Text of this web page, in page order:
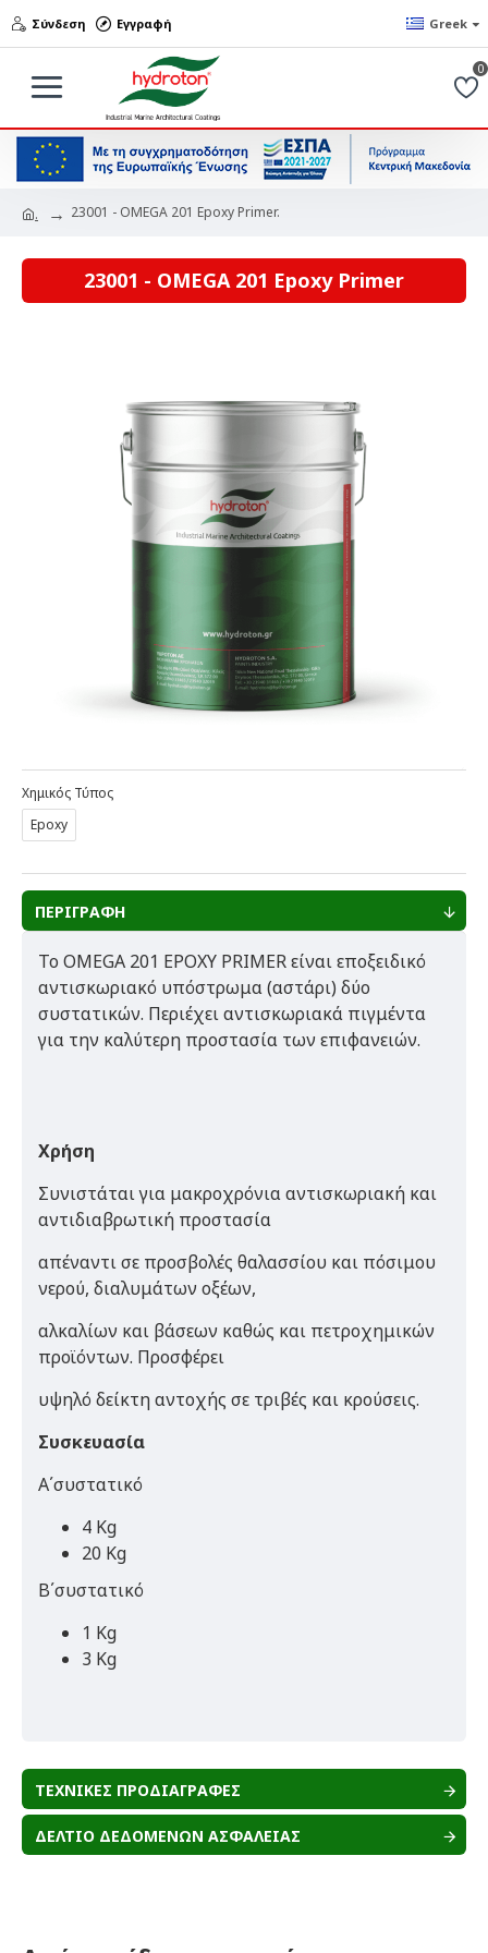
Σύνδεση Εγγραφή Greek
0
. 23001 - OMEGA 201 Epoxy Primer.
23001 - OMEGA 201 Epoxy Primer
Χημικός Τύπος
Epoxy
ΠΕΡΙΓΡΑΦΗ
To OMEGA 201 EPOXY PRIMER είναι εποξειδικό
αντισκωριακό υπόστρωμα (αστάρι) δύο
συστατικών. Περιέχει αντισκωριακά πιγμέντα
για την καλύτερη προστασία των επιφανειών.
Χρήση
Συνιστάται για μακροχρόνια αντισκωριακή και
αντιδιαβρωτική προστασία
απέναντι σε προσβολές θαλασσίου και πόσιμου
νερού, διαλυμάτων οξέων,
αλκαλίων και βάσεων καθώς και πετροχημικών
προϊόντων. Προσφέρει
υψηλό δείκτη αντοχής σε τριβές και κρούσεις.
Συσκευασία
Α΄συστατικό
4 Kg
20 Kg
Β΄συστατικό
1 Kg
3 Kg
ΤΕΧΝΙΚΕΣ ΠΡΟΔΙΑΓΡΑΦΕΣ
ΔΕΛΤΙΟ ΔΕΔΟΜΕΝΩΝ ΑΣΦΑΛΕΙΑΣ